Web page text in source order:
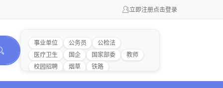
立即注册点击登录
事业单位 公务员
公检法
医疗卫生
国企 国家部委
教师
校园招聘
烟草 铁路